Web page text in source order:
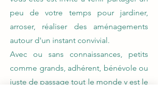
peu de votre temps pour jardiner,
arroser, réaliser des aménagements
autour d'un instant convivial.
Avec ou sans connaissances, petits
comme grands, adhérent, bénévole ou
juste de passage tout le monde y est le